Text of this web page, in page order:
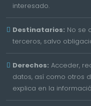
interesado.
Destinatarios: No se
terceros, salvo
Derechos: Acceder,
datos, así como otros
explica en la